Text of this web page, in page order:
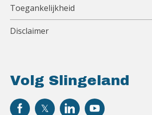
Volg Slingeland
Toegankelijkheid
Disclaimer